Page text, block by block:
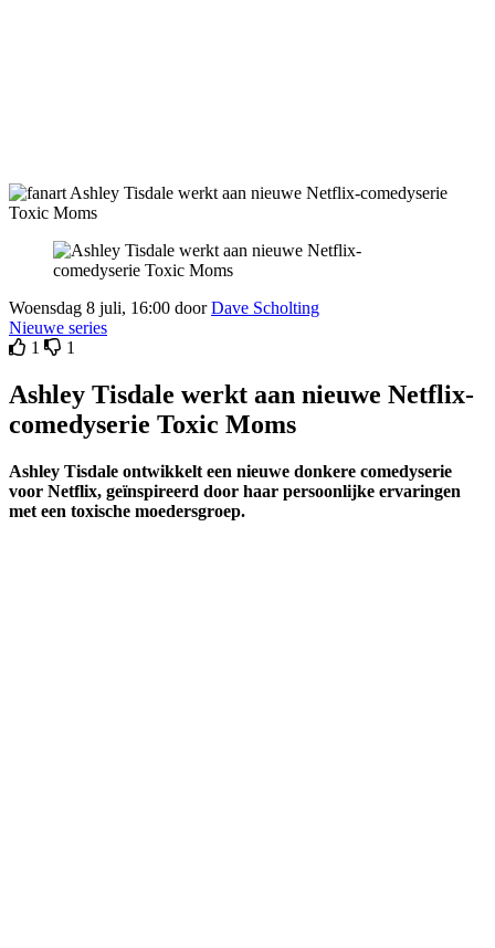
Woensdag 8 juli, 16:00 doorDave Scholting
Nieuwe series
1
1
Ashley Tisdale werkt aan nieuwe Netflix-
comedyserie Toxic Moms
Ashley Tisdale ontwikkelt een nieuwe donkere comedyserie
voor Netflix, geïnspireerd door haar persoonlijke ervaringen
met een toxische moedersgroep.